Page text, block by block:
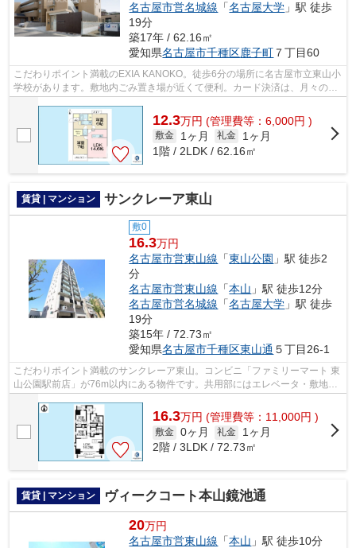
名古屋市営名城線 「名古屋大学 」駅 徒歩
19分
築17年 / 62.16㎡
愛知県名古屋市千種区鹿子町 ７丁目60
こだわりポイント満載のEXIA KANOKO。徒歩6分の場所に名古屋市立東山小
学校があります。敷地内ごみ置き場が近くて便利。カード決済は、月々の家
12.3万円 (管理費等：6,000円 )
敷金 1ヶ月 礼金
1ヶ月
1階 / 2LDK / 62.16㎡
賃貸 | マンション サンクレーア東山
敷0
16.3万円
名古屋市営東山線 「東山公園 」駅 徒歩2
分
名古屋市営東山線 「本山 」駅 徒歩12分
名古屋市営名城線 「名古屋大学 」駅 徒歩
19分
築15年 / 72.73㎡
愛知県名古屋市千種区東山通 ５丁目26-1
こだわりポイント満載のサンクレーア東山。コンビニ「ファミリーマート 東
山公園駅前店」が76m以内にある物件です。共用部にはエレベータ・敷地内
ごみ置き場などが揃っており、とても...
16.3万円 (管理費等：11,000円 )
敷金 0ヶ月 礼金
1ヶ月
2階 / 3LDK / 72.73㎡
賃貸 | マンション ヴィークコート本山鏡池通
20万円
名古屋市営東山線 「本山 」駅 徒歩10分